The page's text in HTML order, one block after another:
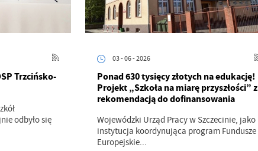
Trzcińsko-
odbyło się
03 - 06 - 2026
Ponad 630 tysięcy złotych na edukację!
Projekt „Szkoła na miarę przyszłości” z
rekomendacją do dofinansowania
Wojewódzki Urząd Pracy w Szczecinie, jako
instytucja koordynująca program Fundusze
Europejskie...
Treści promocyjne mogą pojawić się na stronach podmiotów trzecich lub firm
partnerami oraz innych dostawców usług. Firmy te działają w charakterze
prezentujących nasze treści w postaci wiadomości, ofert, komunikatów mediów